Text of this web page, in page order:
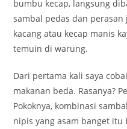
bumbu kecap, langsung
sambal pedas dan
kacang atau kecap manis
temuin di warung.
Dari pertama kali saya
makanan beda. Rasanya?
Pokoknya, kombinasi
nipis yang asam banget